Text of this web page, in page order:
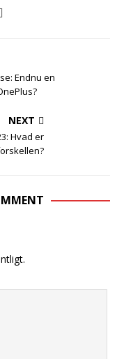
Endnu en
NEXT
Hvad er